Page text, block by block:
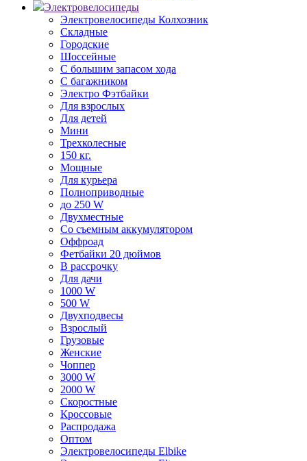
Электровелосипеды
Электровелосипеды Колхозник
Складные
Городские
Шоссейные
С большим запасом хода
С багажником
Электро Фэтбайки
Для взрослых
Для детей
Мини
Трехколесные
150 кг.
Мощные
Для курьера
Полноприводные
до 250 W
Двухместные
Со съемным аккумулятором
Оффроад
Фетбайки 20 дюймов
В рассрочку
Для дачи
1000 W
500 W
Двухподвесы
Взрослый
Грузовые
Женские
Чоппер
3000 W
2000 W
Скоростные
Кроссовые
Распродажа
Оптом
Электровелосипеды Elbike